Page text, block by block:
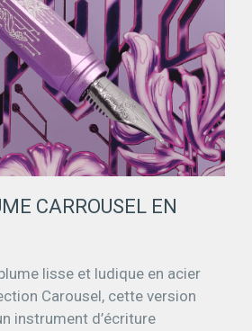
CARROUSEL EN
lisse et ludique en acier
Carousel, cette version
instrument d’écriture